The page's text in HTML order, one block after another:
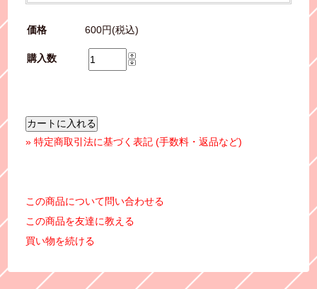
価格 600円(税込)
購入数
» 特定商取引法に基づく表記 (手数料・返品など)
この商品について問い合わせる
この商品を友達に教える
買い物を続ける